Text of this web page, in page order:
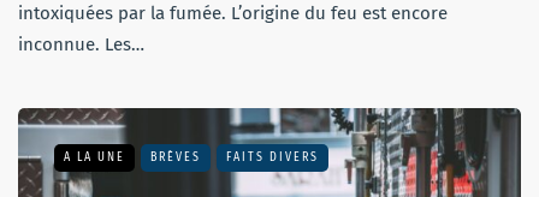
intoxiquées par la fumée. L’origine du feu est encore
inconnue. Les…
A LA UNE BRÈVES FAITS DIVERS